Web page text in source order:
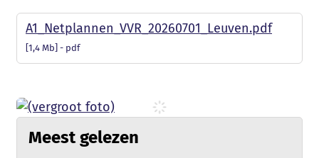
A1_Netplannen_VVR_20260701_Leuven.pdf
1,4 Mb pdf
Meest gelezen